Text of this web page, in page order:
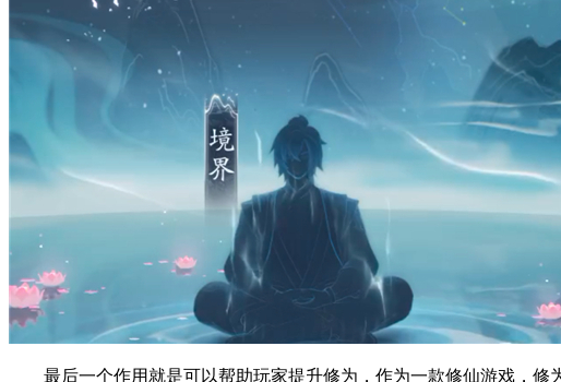
最后一个作用就是可以帮助玩家提升修为，作为一款修仙游戏，修